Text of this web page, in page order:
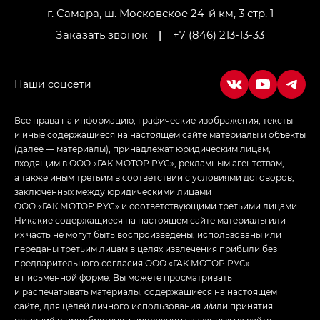
LOUNGE
Empow — Эмпау (Empow) в комплектации
г. Самара, ш. Московское 24-й км, 3 стр. 1
Заказать звонок
| +7 (846) 213-13-33
Все права на информацию, графические изображения, тексты
и иные содержащиеся на настоящем сайте материалы и объекты
(далее — материалы), принадлежат юридическим лицам,
входящим в ООО «ГАК МОТОР РУС», рекламным агентствам,
а также иным третьим в соответствии с условиями договоров,
заключенных между юридическими лицами
ООО «ГАК МОТОР РУС» и соответствующими третьими лицами.
Никакие содержащиеся на настоящем сайте материалы или
их часть не могут быть воспроизведены, использованы или
переданы третьим лицам в целях извлечения прибыли без
предварительного согласия ООО «ГАК МОТОР РУС»
в письменной форме. Вы можете просматривать
и распечатывать материалы, содержащиеся на настоящем
сайте, для целей личного использования и/или принятия